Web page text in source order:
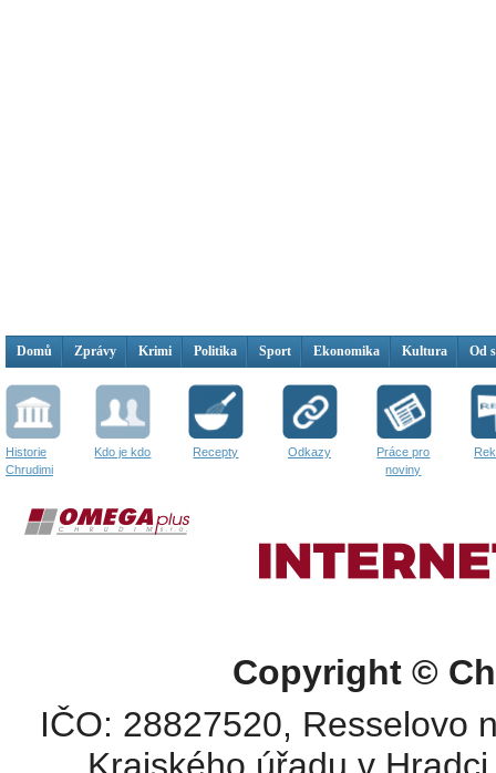
Domů Zprávy Krimi Politika Sport Ekonomika Kultura Od
Historie
Chrudimi
Kdo je kdo Recepty Odkazy
Práce pro
noviny
Copyright ©
IČO: 28827520, Resselovo